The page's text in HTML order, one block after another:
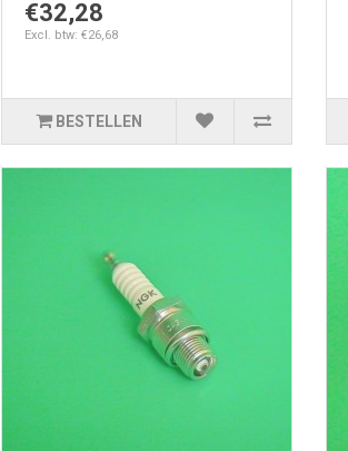
€32,28
Excl. btw: €26,68
BESTELLEN